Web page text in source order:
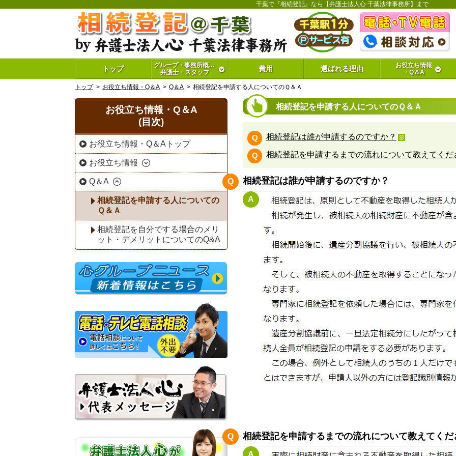
千葉で『相続登記』なら【弁護士法人心 千葉法律事務所】まで
トップ
グループ・事務所概要・
弁護士・スタッフ
費用 選ばれる理由
お役立ち情報
・Q＆A
トップ お役立ち情報・Q＆A Q＆A 相続登記を申請する人についてのＱ＆Ａ
相続登記を申請する人についてのＱ＆Ａ
Q 相続登記は誰が申請するのですか？
Q 相続登記を申請するまでの流れについて教えてくだ
Q 相続登記は誰が申請するのですか？
A
Q 相続登記を申請するまでの流れについて教えてくだ
お役立ち情報・Q＆A
(目次)
お役立ち情報・Q＆Aトップ
お役立ち情報
Q＆A
相続登記を申請する人についての
Ｑ＆Ａ
相続登記を自分でする場合のメリ
ット・デメリットについてのQ&A